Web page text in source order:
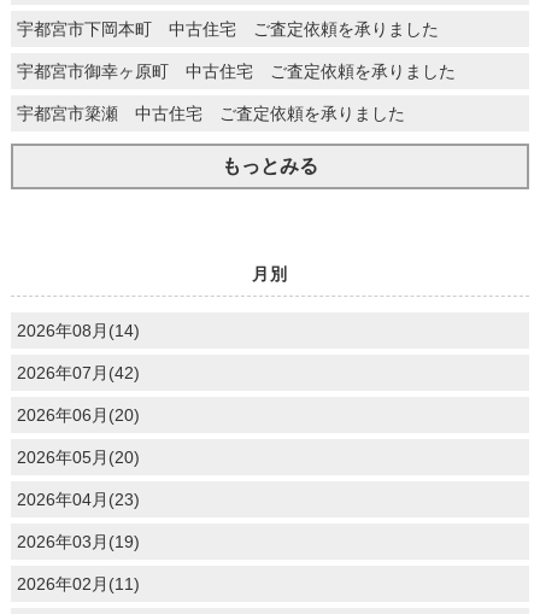
宇都宮市下岡本町 中古住宅 ご査定依頼を承りました
宇都宮市御幸ヶ原町 中古住宅 ご査定依頼を承りました
宇都宮市簗瀬 中古住宅 ご査定依頼を承りました
もっとみる
月別
2026年08月(14)
2026年07月(42)
2026年06月(20)
2026年05月(20)
2026年04月(23)
2026年03月(19)
2026年02月(11)